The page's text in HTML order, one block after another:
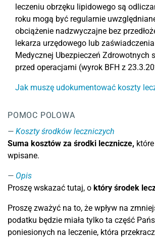
leczeniu obrzęku lipidowego są
roku mogą być regularnie
obciążenie nadzwyczajne bez
lekarza urzędowego lub zaświadczenia
Medycznej Ubezpieczeń Zdrowotnych
przed operacjami (wyrok BFH z
Jak muszę udokumentować koszty
POMOC POLOWA
Koszty środków leczniczych
Suma kosztów za środki lecznicze,
wpisane.
Opis
Proszę wskazać tutaj, o który środek
Proszę zważyć na to, że wpływ na
podatku będzie miała tylko ta część
poniesionych na leczenie, która